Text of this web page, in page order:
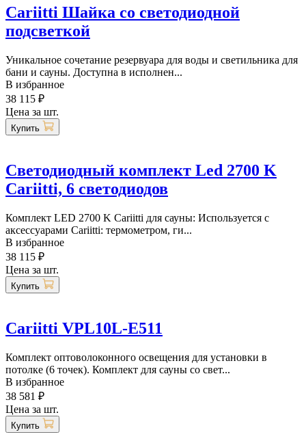
Cariitti Шайка со светодиодной
подсветкой
Уникальное сочетание резервуара для воды и светильника для
бани и сауны. Доступна в исполнен...
В избранное
38 115 ₽
Цена за шт.
Купить
Светодиодный комплект Led 2700 K
Cariitti, 6 светодиодов
Комплект LED 2700 K Cariitti для сауны: Используется с
аксессуарами Cariitti: термометром, ги...
В избранное
38 115 ₽
Цена за шт.
Купить
Cariitti VPL10L-E511
Комплект оптоволоконного освещения для установки в
потолке (6 точек). Комплект для сауны со свет...
В избранное
38 581 ₽
Цена за шт.
Купить